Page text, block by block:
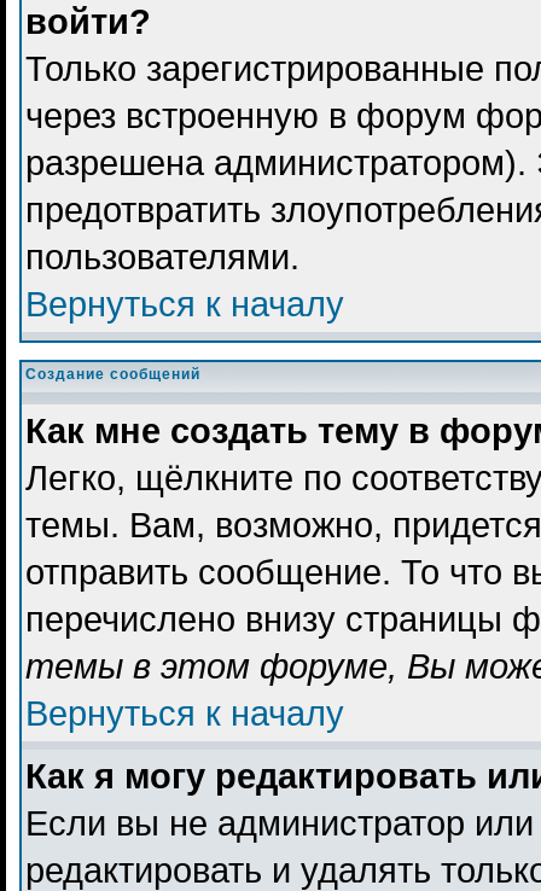
войти?
Только зарегистрированные
через встроенную в форум
разрешена
предотвратить
пользователями.
Вернуться к началу
Создание сообщений
Как мне создать тему в
Легко, щёлкните по
темы. Вам, возможно,
отправить сообщение. То что
перечислено внизу страницы
темы в этом форуме, Вы
Вернуться к началу
Как я могу редактировать
Если вы не администратор
редактировать и удалять